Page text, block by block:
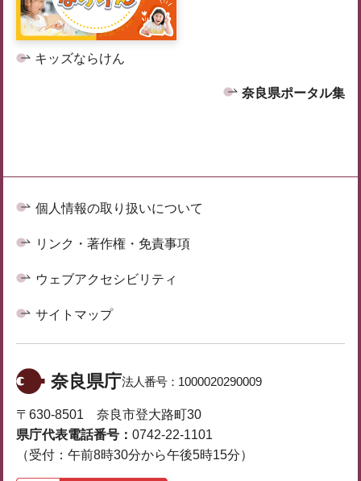
キッズならけん
奈良県ポータル集
個人情報の取り扱いについて
リンク・著作権・免責事項
ウェブアクセシビリティ
サイトマップ
奈良県庁法人番号： 1000020290009
〒630-8501 奈良市登大路町30
県庁代表電話番号： 0742-22-1101
（受付：午前8時30分から午後5時15分）